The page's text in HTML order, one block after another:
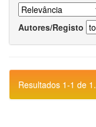
Autores/Registo
Resultados 1-1 de 1.